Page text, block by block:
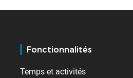
Fonctionnalités
Temps et activités